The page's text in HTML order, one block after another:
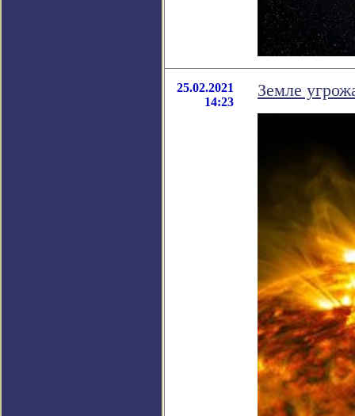
25.02.2021
14:23
Земле